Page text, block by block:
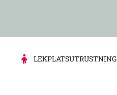
LEKPLATSUTRUSTNING